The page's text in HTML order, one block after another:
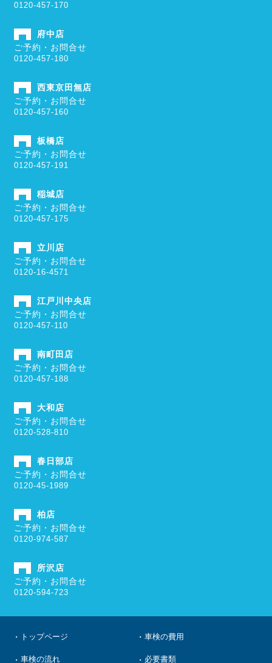
0120-457-170
府中店
ご予約・お問合せ
0120-457-180
西東京田無店
ご予約・お問合せ
0120-457-160
板橋店
ご予約・お問合せ
0120-457-191
稲城店
ご予約・お問合せ
0120-457-175
立川店
ご予約・お問合せ
0120-16-4571
江戸川中央店
ご予約・お問合せ
0120-457-110
南町田店
ご予約・お問合せ
0120-457-188
大和店
ご予約・お問合せ
0120-528-810
春日部店
ご予約・お問合せ
0120-45-1989
柏店
ご予約・お問合せ
0120-974-587
所沢店
ご予約・お問合せ
0120-594-723
トップページ 車検の費用
車検の流れ 必要書類